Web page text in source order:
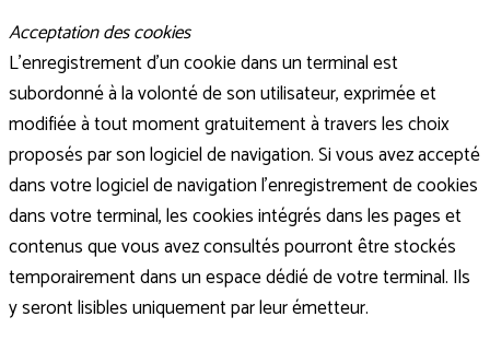
Acceptation des cookies
L’enregistrement d’un cookie dans un terminal est
subordonné à la volonté de son utilisateur, exprimée et
modifiée à tout moment gratuitement à travers les choix
proposés par son logiciel de navigation. Si vous avez accepté
dans votre logiciel de navigation l’enregistrement de cookies
dans votre terminal, les cookies intégrés dans les pages et
contenus que vous avez consultés pourront être stockés
temporairement dans un espace dédié de votre terminal. Ils
y seront lisibles uniquement par leur émetteur.